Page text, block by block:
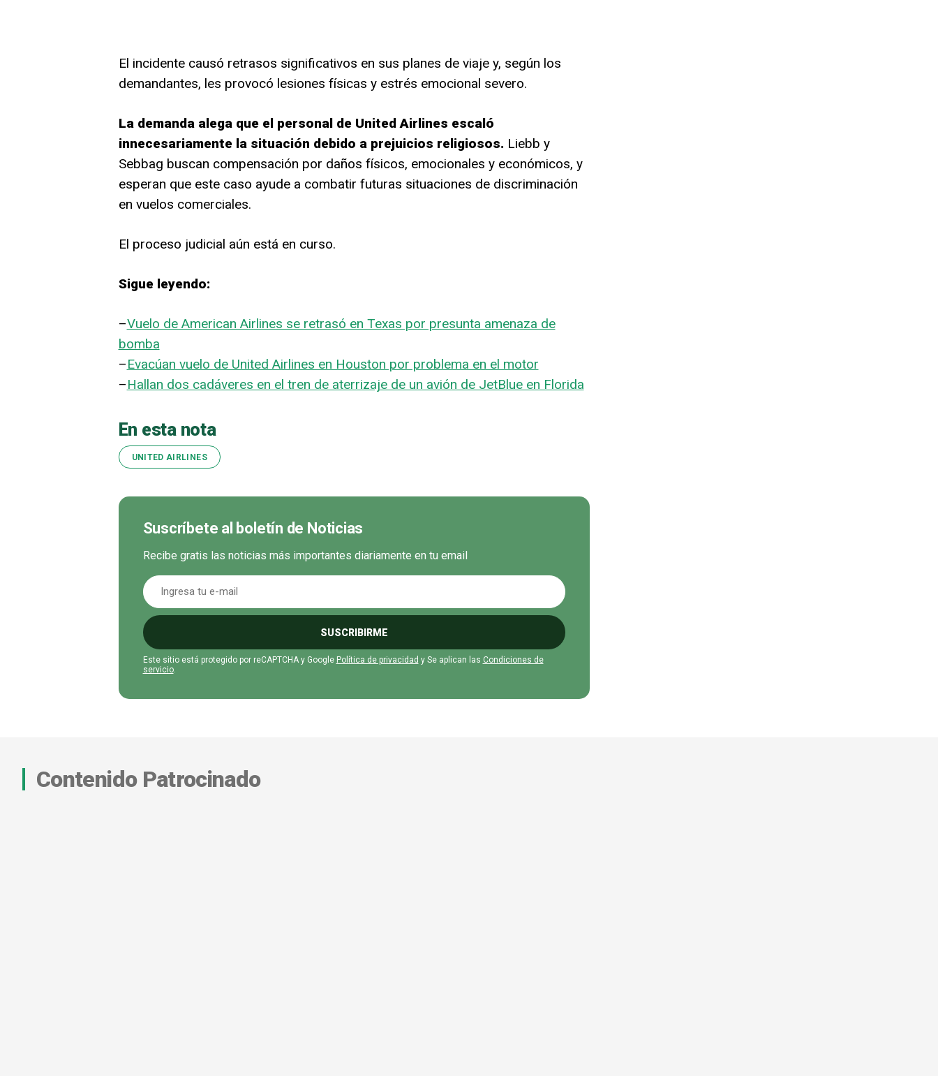
El incidente causó retrasos significativos en sus planes de viaje y, según los
demandantes, les provocó lesiones físicas y estrés emocional severo.
La demanda alega que el personal de United Airlines escaló
innecesariamente la situación debido a prejuicios religiosos. Liebb y
Sebbag buscan compensación por daños físicos, emocionales y económicos, y
esperan que este caso ayude a combatir futuras situaciones de discriminación
en vuelos comerciales.
El proceso judicial aún está en curso.
Sigue leyendo:
–Vuelo de American Airlines se retrasó en Texas por presunta amenaza de
bomba
–Evacúan vuelo de United Airlines en Houston por problema en el motor
–Hallan dos cadáveres en el tren de aterrizaje de un avión de JetBlue en Florida
En esta nota
UNITED AIRLINES
Suscríbete al boletín de Noticias
Recibe gratis las noticias más importantes diariamente en tu email
SUSCRIBIRME
Este sitio está protegido por reCAPTCHA y Google Política de privacidad y Se aplican las Condiciones de
servicio.
Contenido Patrocinado